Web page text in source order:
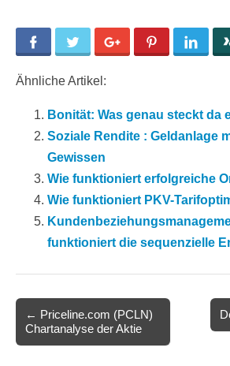
Facebook Twitter Google+ Pinterest
Ähnliche Artikel:
Bonität: Was genau steckt da
Soziale Rendite : Geldanlage
Gewissen
Wie funktioniert erfolgreiche
Wie funktioniert PKV-
funktioniert die sequenzielle
navigation
← Priceline.com (PCLN)
Chartanalyse der Aktie